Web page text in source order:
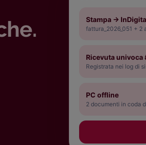
Stampa → InDigita
fattura_2026_051 + 2
Ricevuta univoca
Registrata nei log di
PC offline
2 documenti in coda